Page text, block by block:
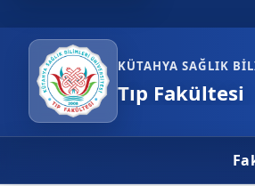
KÜTAHYA SAĞLIK
Tıp Fakültesi